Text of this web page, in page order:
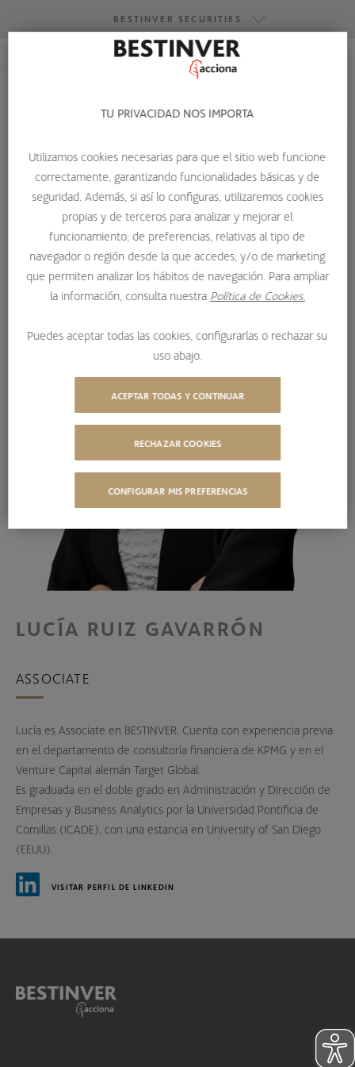
BESTINVER SECURITIES
BESTINVER GESTIÓNACCESO RESEARCH
HOME QUIENES SOMOS EQUIPO LUCÍA RUIZ GAVARRÓN
LUCÍA RUIZ GAVARRÓN
ASSOCIATE
Lucía es Associate en BESTINVER. Cuenta con experiencia previa
en el departamento de consultoría financiera de KPMG y en el
Venture Capital alemán Target Global.
Es graduada en el doble grado en Administración y Dirección de
Empresas y Business Analytics por la Universidad Pontificia de
Comillas (ICADE), con una estancia en University of San Diego
(EEUU).
VISITAR PERFIL DE LINKEDIN
TU PRIVACIDAD NOS IMPORTA
Utilizamos cookies necesarias para que el sitio web funcione
correctamente, garantizando funcionalidades básicas y de
seguridad. Además, si así lo configuras, utilizaremos cookies
propias y de terceros para analizar y mejorar el
funcionamiento; de preferencias, relativas al tipo de
navegador o región desde la que accedes; y/o de marketing
que permiten analizar los hábitos de navegación. Para ampliar
la información, consulta nuestra Política de Cookies.
Puedes aceptar todas las cookies, configurarlas o rechazar su
uso abajo.
CONFIGURAR MIS PREFERENCIAS
RECHAZAR COOKIES
ACEPTAR TODAS Y CONTINUAR